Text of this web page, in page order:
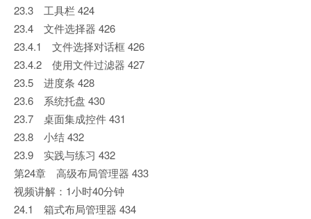
23.3 工具栏 424
23.4 文件选择器 426
23.4.1 文件选择对话框 426
23.4.2 使用文件过滤器 427
23.5 进度条 428
23.6 系统托盘 430
23.7 桌面集成控件 431
23.8 小结 432
23.9 实践与练习 432
第24章 高级布局管理器 433
视频讲解：1小时40分钟
24.1 箱式布局管理器 434